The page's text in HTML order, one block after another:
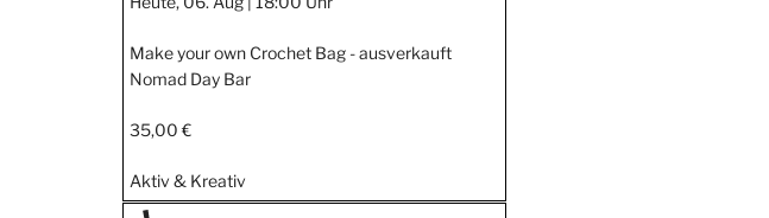
Make your own Crochet Bag - ausverkauft
Nomad Day Bar
35,00 €
Aktiv & Kreativ